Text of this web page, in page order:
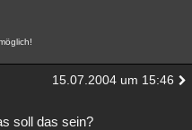
15.07.2004 um 15:46
soll das sein?